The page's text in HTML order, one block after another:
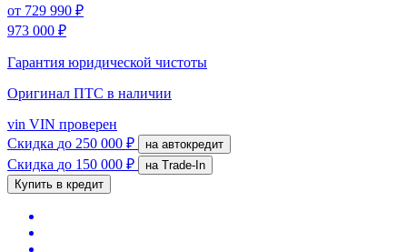
от 729 990 ₽
973 000 ₽
Гарантия юридической чистоты
Оригинал ПТС в наличии
vin VIN проверен
Скидка до 250 000 ₽ на автокредит
Скидка до 150 000 ₽
на Trade-In
Купить в кредит